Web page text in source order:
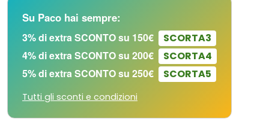
Su Paco hai sempre:
3% di extra SCONTO su 150€
SCORTA3
4% di extra SCONTO su 200€
SCORTA4
5% di extra SCONTO su 250€
SCORTA5
Tutti gli sconti e condizioni